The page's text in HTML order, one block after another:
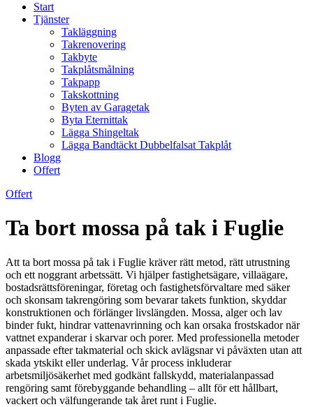
Start
Tjänster
Takläggning
Takrenovering
Takbyte
Takplåtsmålning
Takpapp
Takskottning
Byten av Garagetak
Byta Eternittak
Lägga Shingeltak
Lägga Bandtäckt Dubbelfalsat Takplåt
Blogg
Offert
Offert
Ta bort mossa på tak i Fuglie
Att ta bort mossa på tak i Fuglie kräver rätt metod, rätt utrustning
och ett noggrant arbetssätt. Vi hjälper fastighetsägare, villaägare,
bostadsrättsföreningar, företag och fastighetsförvaltare med säker
och skonsam takrengöring som bevarar takets funktion, skyddar
konstruktionen och förlänger livslängden. Mossa, alger och lav
binder fukt, hindrar vattenavrinning och kan orsaka frostskador när
vattnet expanderar i skarvar och porer. Med professionella metoder
anpassade efter takmaterial och skick avlägsnar vi påväxten utan att
skada ytskikt eller underlag. Vår process inkluderar
arbetsmiljösäkerhet med godkänt fallskydd, materialanpassad
rengöring samt förebyggande behandling – allt för ett hållbart,
vackert och välfungerande tak året runt i Fuglie.